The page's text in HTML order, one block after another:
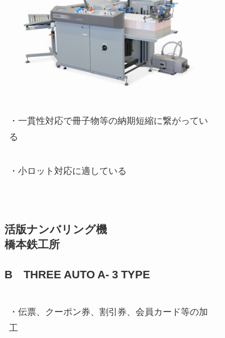
・一貫性対応で冊子物等の納期短縮に繋がってい
る
・小ロット対応に適している
活版ナンバリング機
橋本鉄工所
B THREE AUTO A- 3 TYPE
・伝票、クーポン券、割引券、会員カード等の加
工